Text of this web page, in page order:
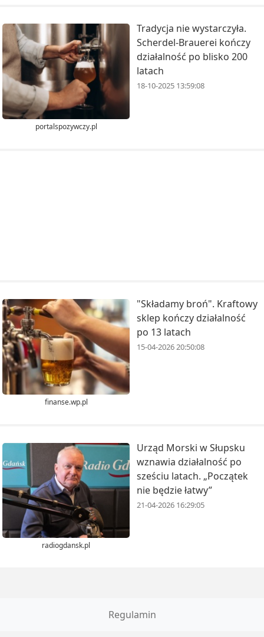
portalspozywczy.pl
Tradycja nie wystarczyła.
Scherdel-Brauerei kończy
działalność po blisko 200
latach
18-10-2025 13:59:08
finanse.wp.pl
"Składamy broń". Kraftowy
sklep kończy działalność
po 13 latach
15-04-2026 20:50:08
radiogdansk.pl
Urząd Morski w Słupsku
wznawia działalność po
sześciu latach. „Początek
nie będzie łatwy”
21-04-2026 16:29:05
Regulamin